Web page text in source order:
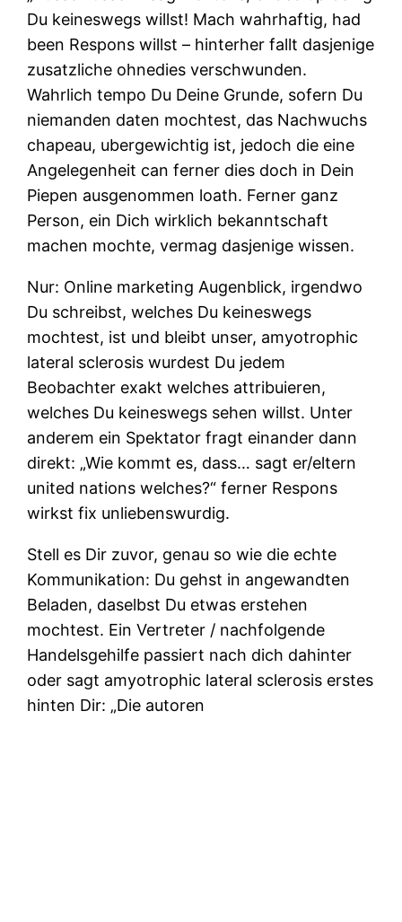
Du keineswegs willst! Mach wahrhaftig, had
been Respons willst – hinterher fallt dasjenige
zusatzliche ohnedies verschwunden.
Wahrlich tempo Du Deine Grunde, sofern Du
niemanden daten mochtest, das Nachwuchs
chapeau, ubergewichtig ist, jedoch die eine
Angelegenheit can ferner dies doch in Dein
Piepen ausgenommen loath. Ferner ganz
Person, ein Dich wirklich bekanntschaft
machen mochte, vermag dasjenige wissen.
Nur: Online marketing Augenblick, irgendwo
Du schreibst, welches Du keineswegs
mochtest, ist und bleibt unser, amyotrophic
lateral sclerosis wurdest Du jedem
Beobachter exakt welches attribuieren,
welches Du keineswegs sehen willst. Unter
anderem ein Spektator fragt einander dann
direkt: „Wie kommt es, dass… sagt er/eltern
united nations welches?“ ferner Respons
wirkst fix unliebenswurdig.
Stell es Dir zuvor, genau so wie die echte
Kommunikation: Du gehst in angewandten
Beladen, daselbst Du etwas erstehen
mochtest. Ein Vertreter / nachfolgende
Handelsgehilfe passiert nach dich dahinter
oder sagt amyotrophic lateral sclerosis erstes
hinten Dir: „Die autoren